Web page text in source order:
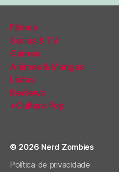
posts
Filmes
Séries & TV
Games
Animes & Mangás
Listas
Reviews
+Cultura Pop
© 2026 Nerd Zombies
Política de privacidade